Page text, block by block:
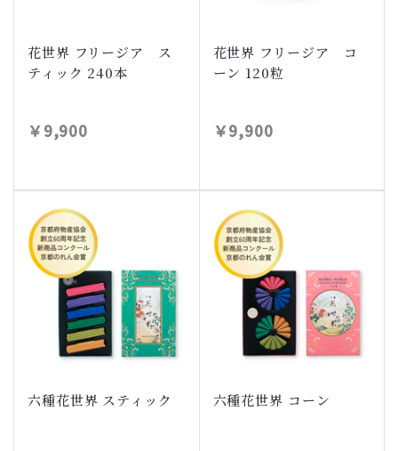
花世界 フリージア ス
ティック 240本
￥9,900
花世界 フリージア コ
ーン 120粒
￥9,900
六種花世界 スティック 六種花世界 コーン